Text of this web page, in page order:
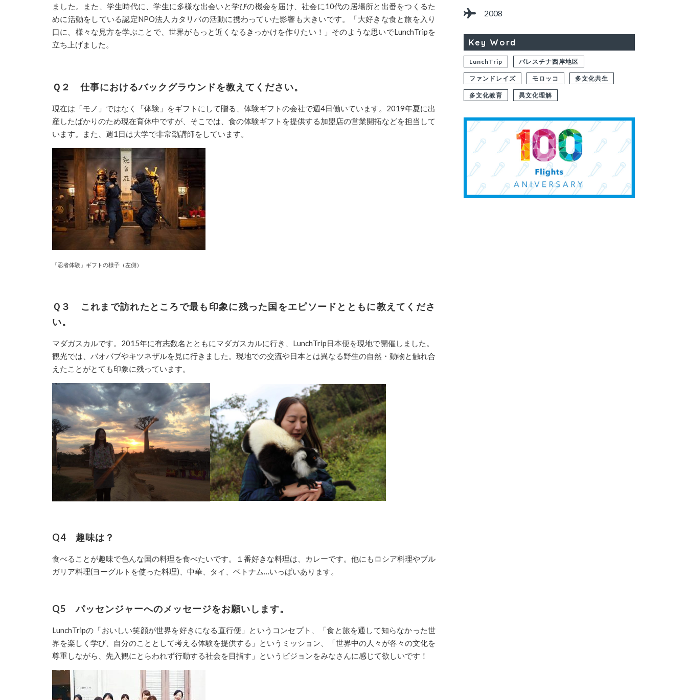
ました。また、学生時代に、学生に多様な出会いと学びの機会を届け、社会に10代の居場所と出番をつくるた
めに活動をしている認定NPO法人 カタリバの活動に携わっていた影響も大きいです。 「大好きな食と旅を入り
口に、様々な見方を学ぶことで、世界がもっと近くなるきっかけを作りたい！」そのような思いでLunchTripを
立ち上げました。
Ｑ２ 仕事におけるバックグラウンドを教えてください。
現在は 「モノ」ではなく「体験」をギフトにして贈る、体験ギフトの会社で週4日働いています。 2019年夏に出
産したばかりのため現在育休中ですが、そこでは、食の体験ギフトを提供する加盟店の営業開拓などを担当して
います。また、週1 日は大学で非常勤講師をしています。
「忍者体験」ギフトの様子（左側）
Ｑ３ これまで訪れたところで最も印象に残った国をエピソードとともに教えてくださ
い。
マダガスカルです。 2015年に有志数名とともにマダガスカルに行き、 LunchTrip日本便を現地で開催しました。
観光では、バオバブやキツネザルを見に行きました。 現地での交流や日本とは異なる野生の自然・動物と触れ合
えたことがとても印象に残っています。
Q4 趣味は？
食べることが趣味で色んな国の料理を食べたいです。１ 番好きな料理は、カレーです。他にもロシア料理やブル
ガリア料理(ヨーグルトを使った料理) 、中華、タイ、ベトナム…いっぱいあります。
Q5 パッセンジャーへのメッセージをお願いします。
LunchTripの「おいしい笑顔が世界を好きになる直行便」というコンセプト、「食と旅を通して知らなかった世
界を楽しく学び、自分のこととして考える体験を提供する」というミッション、「世界中の人々が各々の文化を
尊重しながら、先入観にとらわれず行動する社会を目指す」というビジョンをみなさんに感じて欲しいです！
2008
Key Word
LunchTrip パレスチナ西岸地区
ファンドレイズ モロッコ 多文化共生
多文化教育 異文化理解